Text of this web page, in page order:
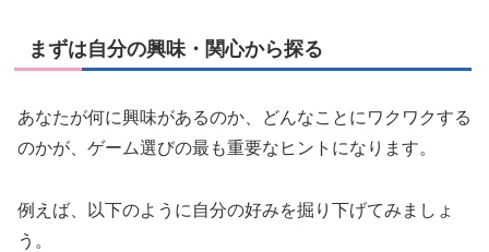
まずは自分の興味・関心から探る
あなたが何に興味があるのか、どんなことにワクワクする
のかが、ゲーム選びの最も重要なヒントになります。
例えば、以下のように自分の好みを掘り下げてみましょ
う。